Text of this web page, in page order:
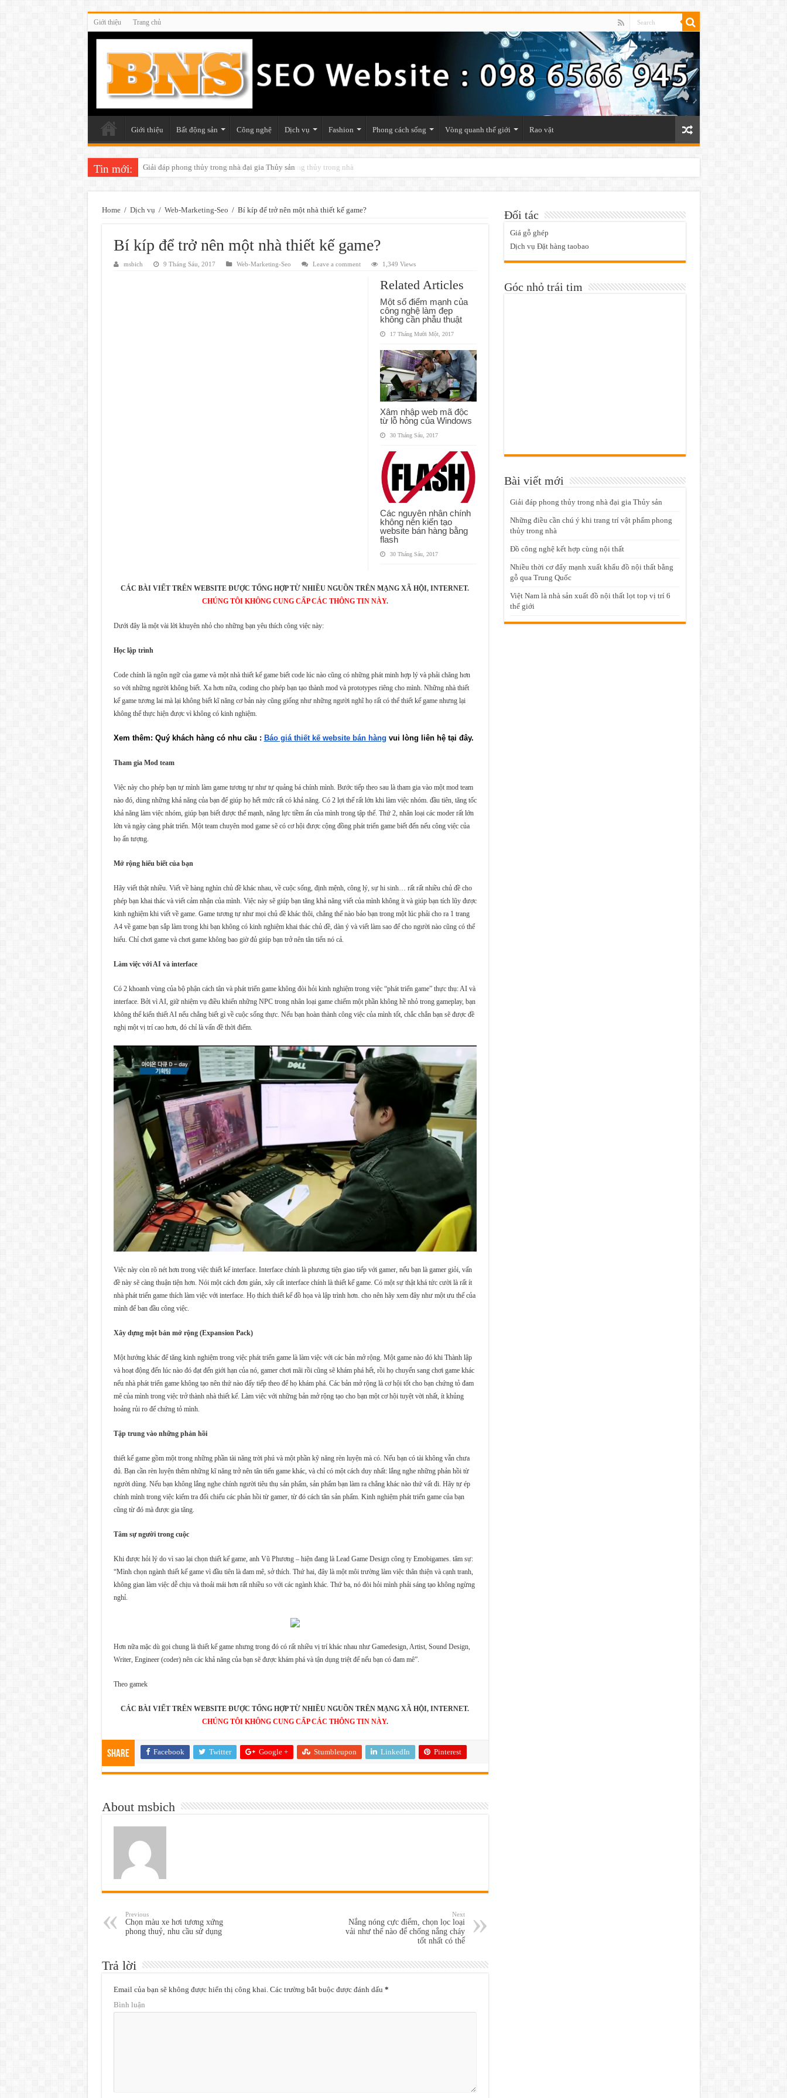
Giới thiệu Trang chủ
Giới thiệu Bất động sản Công nghệ Dịch vụ Fashion Phong cách sống Vòng quanh thế giới Rao vặt
Tin mới: Những điều cần chú ý khi trang trí vật phẩm phong thủy trong nhà
Home / Dịch vụ / Web-Marketing-Seo / Bí kíp để trở nên một nhà thiết kế game?
Bí kíp để trở nên một nhà thiết kế game?
msbich 9 Tháng Sáu, 2017 Web-Marketing-Seo Leave a comment 1,349 Views
Related Articles
Một số điểm mạnh của
công nghệ làm đẹp
không cần phẫu thuật
17 Tháng Mười Một, 2017
Xâm nhập web mã độc
từ lỗ hỏng của Windows
30 Tháng Sáu, 2017
Các nguyên nhân chính
không nên kiến tạo
website bán hàng bằng
flash
30 Tháng Sáu, 2017
CÁC BÀI VIẾT TRÊN WEBSITE ĐƯỢC TỔNG HỢP TỪ NHIỀU NGUỒN TRÊN MẠNG XÃ HỘI, INTERNET.
CHÚNG TÔI KHÔNG CUNG CẤP CÁC THÔNG TIN NÀY.
Dưới đây là một vài lời khuyên nhỏ cho những bạn yêu thích công việc này:
Học lập trình
Code chính là ngôn ngữ của game và một nhà thiết kế game biết code lúc nào cũng có những phát minh hợp lý và phải chăng hơn
so với những người không biết. Xa hơn nữa, coding cho phép bạn tạo thành mod và prototypes riêng cho mình. Những nhà thiết
kế game tương lai mà lại không biết kĩ năng cơ bản này cũng giống như những người nghĩ họ rất có thể thiết kế game nhưng lại
không thể thực hiện được vì không có kinh nghiệm.
Xem thêm: Quý khách hàng có nhu cầu : Báo giá thiết kế website bán hàng vui lòng liên hệ tại đây.
Tham gia Mod team
Việc này cho phép bạn tự mình làm game tương tự như tự quảng bá chính mình. Bước tiếp theo sau là tham gia vào một mod team
nào đó, dùng những khả năng của bạn để giúp họ hết mức rất có khả năng. Có 2 lợi thế rất lớn khi làm việc nhóm. đầu tiên, tăng tốc
khả năng làm việc nhóm, giúp bạn biết được thế mạnh, năng lực tiềm ẩn của mình trong tập thể. Thứ 2, nhân loại các moder rất lớn
lớn và ngày càng phát triển. Một team chuyên mod game sẽ có cơ hội được cộng đồng phát triển game biết đến nếu công việc của
họ ấn tượng.
Mở rộng hiểu biết của bạn
Hãy viết thật nhiều. Viết về hàng nghìn chủ đề khác nhau, về cuộc sống, định mệnh, công lý, sự hi sinh… rất rất nhiều chủ đề cho
phép bạn khai thác và viết cảm nhận của mình. Việc này sẽ giúp bạn tăng khả năng viết của mình không ít và giúp bạn tích lũy được
kinh nghiệm khi viết về game. Game tương tự như mọi chủ đề khác thôi, chẳng thể nào bảo bạn trong một lúc phải cho ra 1 trang
A4 về game bạn sắp làm trong khi bạn không có kinh nghiệm khai thác chủ đề, dàn ý và viết làm sao để cho người nào cũng có thể
hiểu. Chỉ chơi game và chơi game không bao giờ đủ giúp bạn trở nên tân tiến nó cả.
Làm việc với AI và interface
Có 2 khoanh vùng của bộ phận cách tân và phát triển game không đòi hỏi kinh nghiệm trong việc “phát triển game” thực thụ: AI và
interface. Bởi vì AI, giữ nhiệm vụ điều khiển những NPC trong nhân loại game chiếm một phần không hề nhỏ trong gameplay, bạn
không thể kiến thiết AI nếu chẳng biết gì về cuộc sống thực. Nếu bạn hoàn thành công việc của mình tốt, chắc chắn bạn sẽ được đề
nghị một vị trí cao hơn, đó chỉ là vấn đề thời điểm.
Việc này còn rõ nét hơn trong việc thiết kế interface. Interface chính là phương tiện giao tiếp với gamer, nếu bạn là gamer giỏi, vấn
đề này sẽ càng thuận tiện hơn. Nói một cách đơn giản, xây cất interface chính là thiết kế game. Có một sự thật khá tức cười là rất ít
nhà phát triển game thích làm việc với interface. Họ thích thiết kế đồ họa và lập trình hơn. cho nên hãy xem đây như một ưu thế của
mình để ban đầu công việc.
Xây dựng một bản mở rộng (Expansion Pack)
Một hướng khác để tăng kinh nghiệm trong việc phát triển game là làm việc với các bản mở rộng. Một game nào đó khi Thành lập
và hoạt động đến lúc nào đó đạt đến giới hạn của nó, gamer chơi mãi rồi cũng sẽ khám phá hết, rồi họ chuyển sang chơi game khác
nếu nhà phát triển game không tạo nên thứ nào đấy tiếp theo để họ khám phá. Các bản mở rộng là cơ hội tốt cho bạn chứng tỏ đam
mê của mình trong việc trở thành nhà thiết kế. Làm việc với những bản mở rộng tạo cho bạn một cơ hội tuyệt vời nhất, ít khủng
hoảng rủi ro để chứng tỏ mình.
Tập trung vào những phản hồi
thiết kế game gồm một trong những phần tài năng trời phú và một phần kỹ năng rèn luyện mà có. Nếu bạn có tài không vẫn chưa
đủ. Bạn cần rèn luyện thêm những kĩ năng trở nên tân tiến game khác, và chỉ có một cách duy nhất: lắng nghe những phản hồi từ
người dùng. Nếu bạn không lắng nghe chính người tiêu thụ sản phẩm, sản phẩm bạn làm ra chẳng khác nào thứ vất đi. Hãy tự ép
chính mình trong việc kiểm tra đối chiếu các phản hồi từ gamer, từ đó cách tân sản phẩm. Kinh nghiệm phát triển game của bạn
cũng từ đó mà được gia tăng.
Tâm sự người trong cuộc
Khi được hỏi lý do vì sao lại chọn thiết kế game, anh Vũ Phương – hiện đang là Lead Game Design công ty Emobigames. tâm sự:
“Mình chọn ngành thiết kế game vì đầu tiên là đam mê, sở thích. Thứ hai, đây là một môi trường làm việc thân thiện và cạnh tranh,
không gian làm việc dễ chịu và thoải mái hơn rất nhiều so với các ngành khác. Thứ ba, nó đòi hỏi mình phải sáng tạo không ngừng
nghỉ.
Hơn nữa mặc dù gọi chung là thiết kế game nhưng trong đó có rất nhiều vị trí khác nhau như Gamedesign, Artist, Sound Design,
Writer, Engineer (coder) nên các khả năng của bạn sẽ được khám phá và tận dụng triệt để nếu bạn có đam mê”.
Theo gamek
CÁC BÀI VIẾT TRÊN WEBSITE ĐƯỢC TỔNG HỢP TỪ NHIỀU NGUỒN TRÊN MẠNG XÃ HỘI, INTERNET.
CHÚNG TÔI KHÔNG CUNG CẤP CÁC THÔNG TIN NÀY.
Share Facebook Twitter Google + Stumbleupon LinkedIn Pinterest
About msbich
Previous
Chọn màu xe hơi tương xứng
phong thuỷ, nhu cầu sử dụng
Next
Nắng nóng cực điểm, chọn lọc loại
vải như thế nào để chống nắng cháy
tốt nhất có thể
Trả lời
Email của bạn sẽ không được hiển thị công khai. Các trường bắt buộc được đánh dấu *
Bình luận
Đối tác
Giá gỗ ghép
Dịch vụ Đặt hàng taobao
Góc nhỏ trái tim
Bài viết mới
Giải đáp phong thủy trong nhà đại gia Thủy sản
Những điều cần chú ý khi trang trí vật phẩm phong
thủy trong nhà
Đồ công nghệ kết hợp cùng nội thất
Nhiều thời cơ đẩy mạnh xuất khẩu đồ nội thất bằng
gỗ qua Trung Quốc
Việt Nam là nhà sản xuất đồ nội thất lọt top vị trí 6
thế giới